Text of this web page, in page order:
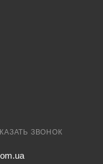
ЗВОНОК